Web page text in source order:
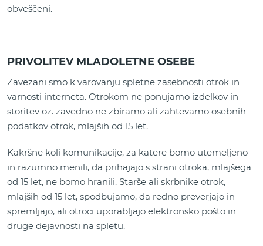
obveščeni.
PRIVOLITEV MLADOLETNE OSEBE
Zavezani smo k varovanju spletne zasebnosti otrok in
varnosti interneta. Otrokom ne ponujamo izdelkov in
storitev oz. zavedno ne zbiramo ali zahtevamo osebnih
podatkov otrok, mlajših od 15 let.
Kakršne koli komunikacije, za katere bomo utemeljeno
in razumno menili, da prihajajo s strani otroka, mlajšega
od 15 let, ne bomo hranili. Starše ali skrbnike otrok,
mlajših od 15 let, spodbujamo, da redno preverjajo in
spremljajo, ali otroci uporabljajo elektronsko pošto in
druge dejavnosti na spletu.